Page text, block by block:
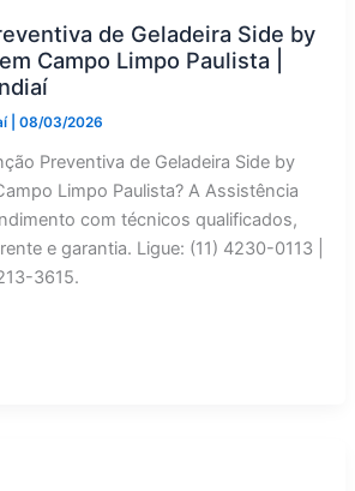
de Geladeira Side by
Campo Limpo Paulista |
|08/03/2026
Preventiva de Geladeira Side by
Limpo Paulista? A Assistência
com técnicos qualificados,
e garantia. Ligue: (11) 4230-0113 |
3615.